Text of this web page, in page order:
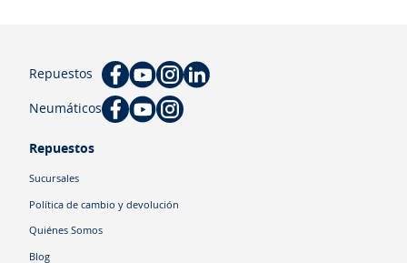
Repuestos
Neumáticos
Repuestos
Sucursales
Política de cambio y devolución
Quiénes Somos
Blog